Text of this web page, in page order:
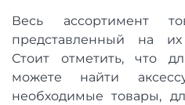
Весь ассортимент
представленный на
Стоит отметить, что
можете найти
необходимые товары,